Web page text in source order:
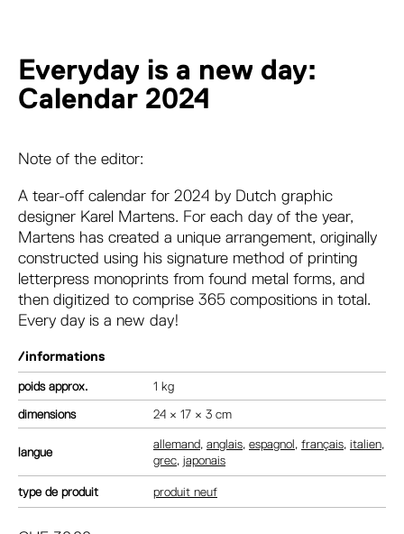
Everyday is a new day:
Calendar 2024
Note of the editor:
A tear-off calendar for 2024 by Dutch graphic
designer Karel Martens. For each day of the year,
Martens has created a unique arrangement, originally
constructed using his signature method of printing
letterpress monoprints from found metal forms, and
then digitized to comprise 365 compositions in total.
Every day is a new day!
/informations
poids
1 kg
dimensions
24 × 17 × 3 cm
langue
allemand, anglais, espagnol, français, italien,
grec, japonais
type de produit produit neuf